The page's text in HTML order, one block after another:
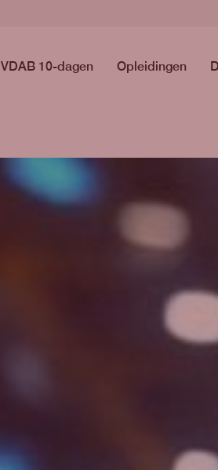
VDAB 10-dagen Opleidingen